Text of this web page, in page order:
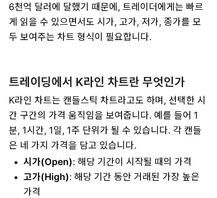
6천억 달러에 달했기 때문에, 트레이더에게는 빠르
게 읽을 수 있으면서도 시가, 고가, 저가, 종가를 모
두 보여주는 차트 형식이 필요합니다.
트레이딩에서 K라인 차트란 무엇인가
K라인 차트는 캔들스틱 차트라고도 하며, 선택한 시
간 구간의 가격 움직임을 보여줍니다. 예를 들어 1
분, 1시간, 1일, 1주 단위가 될 수 있습니다. 각 캔들
은 네 가지 가격을 담고 있습니다.
시가(Open): 해당 기간이 시작될 때의 가격
고가(High): 해당 기간 동안 거래된 가장 높은
가격